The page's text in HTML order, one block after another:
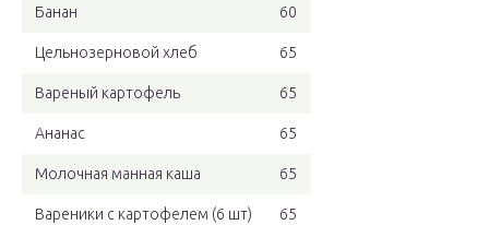
Банан 60
Цельнозерновой хлеб 65
Вареный картофель 65
Ананас 65
Молочная манная каша 65
Вареники с картофелем (6 шт) 65